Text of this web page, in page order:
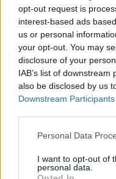
opt-out request is
interest-based ads
us or personal
your opt-out. You may
disclosure of your
IAB’s list of
also be disclosed by us
Downstream Participants
Please note that this
not limited to your visit
grant or deny consent
Personal Data
I want to opt-out of
personal data.
Puoi effettuare
sezioneLogin
cliccandoqui
TEMI: Incidente
Entra